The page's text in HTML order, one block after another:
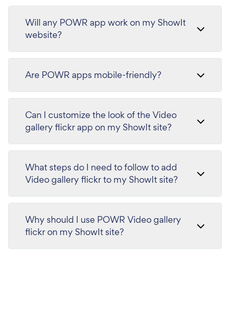
Will any POWR app work on my ShowIt
website?
Are POWR apps mobile-friendly?
Can I customize the look of the Video
gallery flickr app on my ShowIt site?
What steps do I need to follow to add
Video gallery flickr to my ShowIt site?
Why should I use POWR Video gallery
flickr on my ShowIt site?